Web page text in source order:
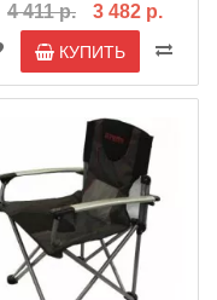
4 411 р. 3 482 р.
КУПИТЬ